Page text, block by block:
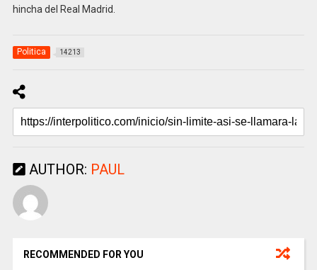
hincha del Real Madrid.
Politica 14213
AUTHOR: PAUL
RECOMMENDED FOR YOU